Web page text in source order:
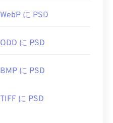
WebP に PSD
ODD に PSD
BMP に PSD
TIFF に PSD